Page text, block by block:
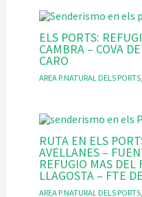
ELS PORTS:
CAMBRA – COVA
CARO
AREA P.NATURAL DELS PORTS,
RUTA EN ELS
AVELLANES –
REFUGIO MAS DEL
LLAGOSTA – FTE
AREA P.NATURAL DELS PORTS,